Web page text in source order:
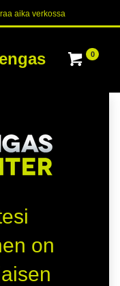
aika verk​​​​ossa
0
on